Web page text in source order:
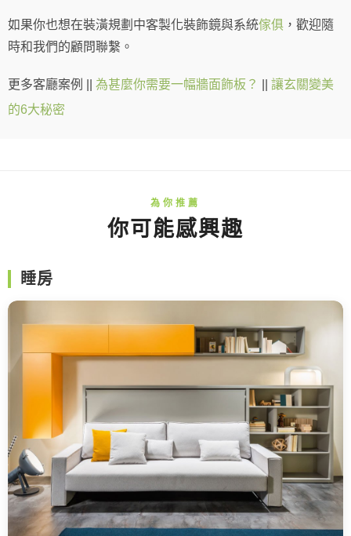
如果你也想在裝潢規劃中客製化裝飾鏡與系統傢俱 ，歡迎隨
時和我們的顧問聯繫。
更多客廳案例 || 為甚麼你需要一幅牆面飾板？
讓玄關變美
的6大秘密
你可能感興趣
睡房